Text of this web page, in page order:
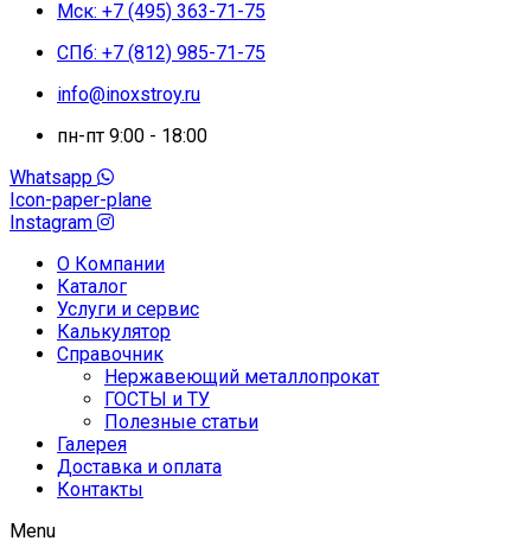
Мск: +7 (495) 363-71-75
СПб: +7 (812) 985-71-75
info@inoxstroy.ru
пн-пт 9:00 - 18:00
Whatsapp
Icon-paper-plane
Instagram
О Компании
Каталог
Услуги и сервис
Калькулятор
Справочник
Нержавеющий металлопрокат
ГОСТЫ и ТУ
Полезные статьи
Галерея
Доставка и оплата
Контакты
Menu